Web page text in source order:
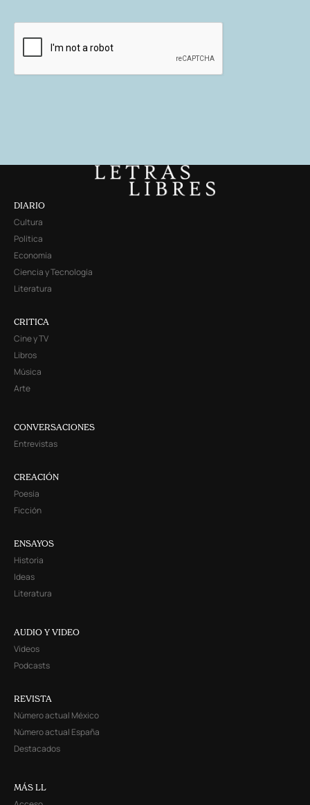
DIARIO
Cultura
Política
Economía
Ciencia y Tecnología
Literatura
CRITICA
Cine y TV
Libros
Música
Arte
CONVERSACIONES
Entrevistas
CREACIÓN
Poesía
Ficción
ENSAYOS
Historia
Ideas
Literatura
AUDIO Y VIDEO
Videos
Podcasts
REVISTA
Número actual México
Número actual España
Destacados
MÁS LL